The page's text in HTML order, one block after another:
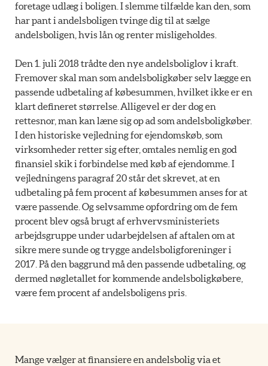
foretage udlæg i boligen. I slemme tilfælde kan den, som
har pant i andelsboligen tvinge dig til at sælge
andelsboligen, hvis lån og renter misligeholdes.
Den 1. juli 2018 trådte den nye andelsboliglov i kraft.
Fremover skal man som andelsboligkøber selv lægge en
passende udbetaling af købesummen, hvilket ikke er en
klart defineret størrelse. Alligevel er der dog en
rettesnor, man kan læne sig op ad som andelsboligkøber.
I den historiske vejledning for ejendomskøb, som
virksomheder retter sig efter, omtales nemlig en god
finansiel skik i forbindelse med køb af ejendomme. I
vejledningens paragraf 20 står det skrevet, at en
udbetaling på fem procent af købesummen anses for at
være passende. Og selvsamme opfordring om de fem
procent blev også brugt af erhvervsministeriets
arbejdsgruppe under udarbejdelsen af aftalen om at
sikre mere sunde og trygge andelsboligforeninger i
2017. På den baggrund må den passende udbetaling, og
dermed nøgletallet for kommende andelsboligkøbere,
være fem procent af andelsboligens pris.
Mange vælger at finansiere en andelsbolig via et